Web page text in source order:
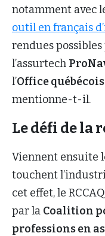
notamment avec
outil en français
rendues
l’assurtech
l’Office
mentionne-t-il.
Le défi de la
Viennent ensuite
touchent
cet effet, le
par la Coalition
professions en